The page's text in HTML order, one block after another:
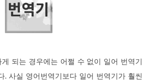
되는 경우에는 어쩔 수 없이 일어 번역기
. 사실 영어번역기보다 일어 번역기가 훨씬